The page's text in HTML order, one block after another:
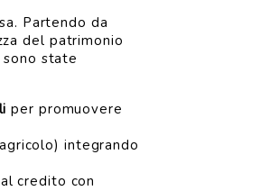
Partendo da
del patrimonio
state
per promuovere
integrando
credito con